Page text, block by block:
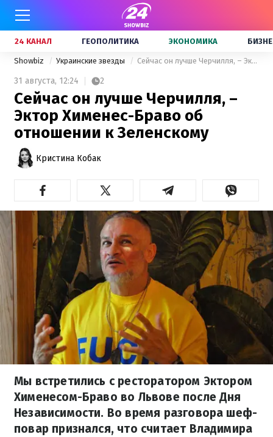
24 КАНАЛ ГЕОПОЛИТИКА ЭКОНОМИКА
Showbiz Украинские звезды Сейчас он лучше Черчилля, – Эктор Хименес-Браво об отношении к Зеленскому
31 августа, 12:24 2
Сейчас он лучше Черчилля, –
Эктор Хименес-Браво об
отношении к Зеленскому
Кристина Кобак
Мы встретились с ресторатором Эктором
Хименесом-Браво во Львове после Дня
Независимости. Во время разговора шеф-
повар признался, что считает Владимира